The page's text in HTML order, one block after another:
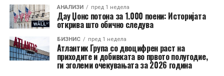
АНАЛИЗИ пред 1 недела
Дау Џонс потона за 1.000 поени: Историјата
открива што обично следува
БИЗНИС пред 1 недела
Атлантик Група со двоцифрен раст на
приходите и добивката во првото полугодие,
ги зголеми очекувањата за 2026 година